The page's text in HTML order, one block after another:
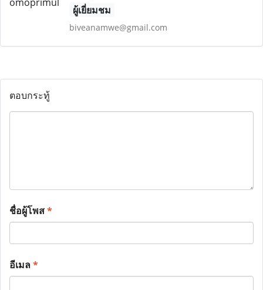
ผู้เยี่ยมชม
biveanamwe@gmail.com
ตอบกระทู้
ชื่อผู้โพส*
อีเมล*